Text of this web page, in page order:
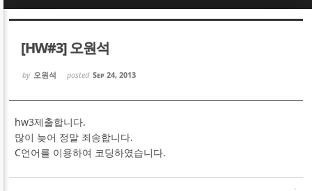
[HW#3] 오원석
by 오원석 posted Sep 24, 2013
hw3제출합니다.
많이 늦어 정말 죄송합니다.
C언어를 이용하여 코딩하였습니다.
Sketchbook5, 스케치북5
Sketchbook5, 스케치북5
Sketchbook5, 스케치북5
Sketchbook5, 스케치북5